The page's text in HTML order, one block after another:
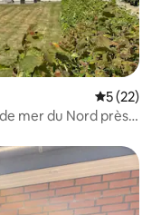
5 (22)
mer du Nord près